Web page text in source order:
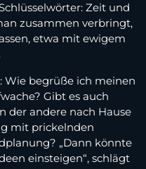
Zeit und
zusammen verbringt,
etwa mit ewigem
Wie begrüße ich meinen
Gibt es auch
der andere nach Hause
mit prickelnden
„Dann könnte
einsteigen“, schlägt